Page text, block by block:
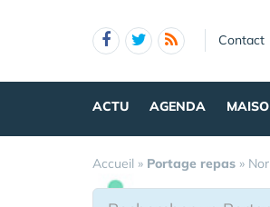
Contact
ACTU AGENDA
Accueil » Portage repas »